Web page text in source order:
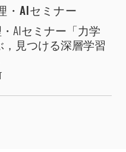
・AIセミナー
AIセミナー「力学
見つける深層学習